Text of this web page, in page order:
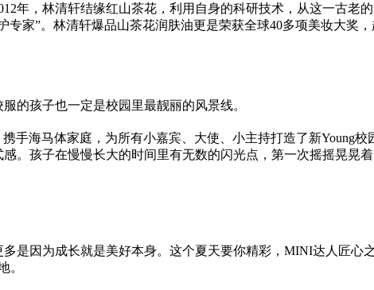
年，林清轩结缘红山茶花，利用自身的科研技术，从这一古
专家”。林清轩爆品山茶花润肤油更是荣获全球40多项美妆大奖
的孩子也一定是校园里最靓丽的风景线。
手海马体家庭，为所有小嘉宾、大使、小主持打造了新Young校
感。孩子在慢慢长大的时间里有无数的闪光点，第一次摇摇晃晃
是因为成长就是美好本身。这个夏天要你精彩，MINI达人匠
。